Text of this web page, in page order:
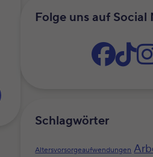
Folge uns auf Social
Schlagwörter
Altersvorsorgeaufwendungen